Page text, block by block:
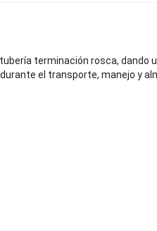
terminación rosca, dando
el transporte, manejo y